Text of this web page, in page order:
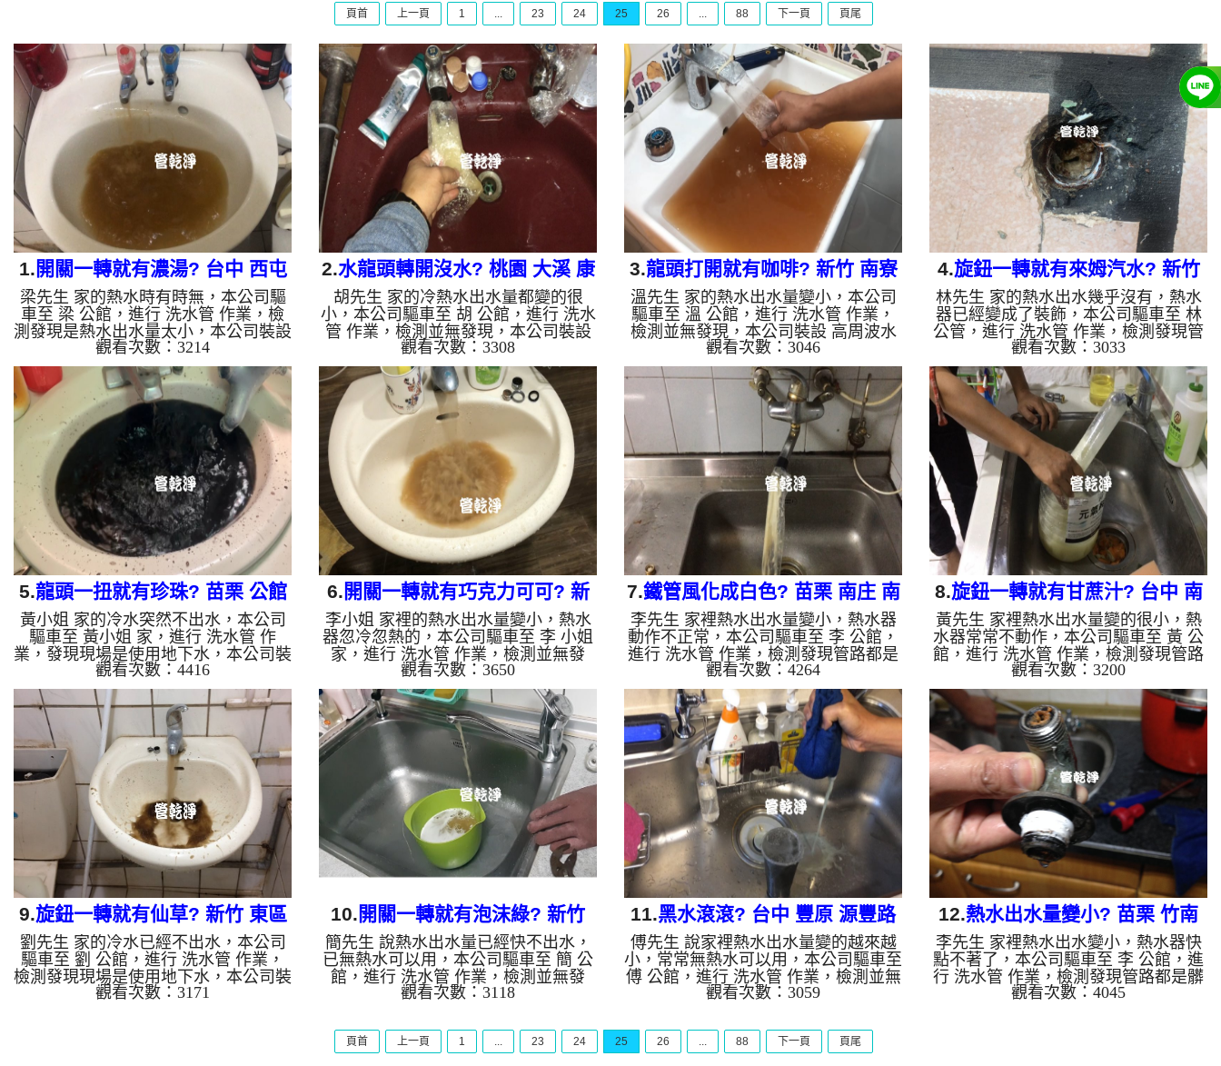
頁首 上一頁 1 ... 23 24 25 26 ... 88 下一頁 頁尾
1. 開關一轉就有濃湯? 台中 西屯
台灣大道 洗水管
梁先生 家的熱水時有時無，本公司驅
車至 梁 公館，進行 洗水管 作業，檢
測發現是熱水出水量太小，本公司裝設
高周波水管清洗機，灌入 檸檬酸 至水
管，等了約15分，開啟 水管清洗機 ，
啟動 螺旋波 模式，剛開始洗不出什
麼，沒多久就流出濃郁的濃湯，兩個多
小時後，出水量恢復了。 如是自來
水，如水管老化，會產生鐵鏽跟泥沙堆
積，洗出來的水就會是咖啡色，地下水
含有氧化錳，管壁上會結成黑色管垢，
洗出來的水會跟石油一樣黑，有些洗出
綠色的水，是因為裡面有銅的物質，生
鏽產生銅綠，如是藍色的水，是因為水
龍頭合金...
觀看次數：3214
2.水龍頭轉開沒水? 桃園 大溪 康
莊路 清洗水管
胡先生 家的冷熱水出水量都變的很
小，本公司驅車至 胡 公館，進行 洗水
管 作業，檢測並無發現，本公司裝設
高周波水管清洗機，灌入 檸檬酸 至水
管，等了約15分，開啟 水管清洗機 ，
啟動 螺旋波 模式，剛開始洗不出什
麼，一下就流出髒水，兩個多小時後，
出水量恢復了。 如是自來水，如水管
老化，會產生鐵鏽跟泥沙堆積，洗出來
的水就會是咖啡色，地下水含有氧化
錳，管壁上會結成黑色管垢，洗出來的
水會跟石油一樣黑，有些洗出綠色的
水，是因為裡面有銅的物質，生鏽產生
銅綠，如是藍色的水，是因為水龍頭合
金的養化造成...
觀看次數：3308
3.龍頭打開就有咖啡? 新竹 南寮
西濱路 水管清洗
溫先生 家的熱水出水量變小，本公司
驅車至 溫 公館，進行 洗水管 作業，
檢測並無發現，本公司裝設 高周波水
管清洗機，灌入 檸檬酸 至水管，等了
約15分，開啟 水管清洗機 ，啟動 螺旋
波 模式，剛開始洗不出什麼，一下變
成了咖啡色髒水，兩個多小時後，熱水
出水量恢復了。 如是自來水，如水管
老化，會產生鐵鏽跟泥沙堆積，洗出來
的水就會是咖啡色，地下水含有氧化
錳，管壁上會結成黑色管垢，洗出來的
水會跟石油一樣黑，有些洗出綠色的
水，是因為裡面有銅的物質，生鏽產生
銅綠，如是藍色的水，是因為水龍頭合
金的養化造...
觀看次數：3046
4.旋鈕一轉就有來姆汽水? 新竹
東區 水利路 洗水管
林先生 家的熱水出水幾乎沒有，熱水
器已經變成了裝飾，本公司驅車至 林
公管，進行 洗水管 作業，檢測發現管
路都是結晶，本公司裝設 高周波水管
清洗機，灌入 檸檬酸 至水管，等了約
15分，開啟 水管清洗機 ，啟動 螺旋
波 模式，剛開始就洗出綠色髒水，看
起來像是萊姆汽水，一下變成了黃色髒
水，兩個多小時後，熱水出水量恢復
了。 如是自來水，如水管老化，會產
生鐵鏽跟泥沙堆積，洗出來的水就會是
咖啡色，地下水含有氧化錳，管壁上會
結成黑色管垢，洗出來的水會跟石油一
樣黑，有些洗出綠色的水，是因為裡面
有銅的物質...
觀看次數：3033
5.龍頭一扭就有珍珠? 苗栗 公館
玉谷 清洗水管
黃小姐 家的冷水突然不出水，本公司
驅車至 黃小姐 家，進行 洗水管 作
業，發現現場是使用地下水，本公司裝
設 高周波水管清洗機，灌入 檸檬酸 至
水管，等了約15分，開啟 水管清洗機
，啟動 螺旋波 模式，一開始就洗出黑
色異物，看起來像是奶茶裡的珍珠一
樣，突然水變成黑色，四個多小時後，
出水量恢復了。 如是自來水，如水管
老化，會產生鐵鏽跟泥沙堆積，洗出來
的水就會是咖啡色，地下水含有氧化
錳，管壁上會結成黑色管垢，洗出來的
水會跟石油一樣黑，有些洗出綠色的
水，是因為裡面有銅的物質，生鏽產生
銅綠，如是藍...
觀看次數：4416
6. 開關一轉就有巧克力可可? 新
北 中和 景平路 水管清洗
李小姐 家裡的熱水出水量變小，熱水
器忽冷忽熱的，本公司驅車至 李 小姐
家，進行 洗水管 作業，檢測並無發
現，本公司裝設 高周波水管清洗機，
灌入 檸檬酸 至水管，等了約15分，開
啟 水管清洗機 ，啟動 螺旋波 模式，
剛開始洗不出什麼，突然流出黃色的髒
水，又變成深土色，看起來跟巧克力可
可一樣，還留下一坨黃泥，兩個多小時
後，熱水出水量恢復了。 如是自來
水，如水管老化，會產生鐵鏽跟泥沙堆
積，洗出來的水就會是咖啡色，地下水
含有氧化錳，管壁上會結成黑色管垢，
洗出來的水會跟石油一樣黑，有些洗出
綠色的水...
觀看次數：3650
7.鐵管風化成白色? 苗栗 南庄 南
庄老街 洗水管
李先生 家裡熱水出水量變小，熱水器
動作不正常，本公司驅車至 李 公館，
進行 洗水管 作業，檢測發現管路都是
碳酸鈣，鐵管整支成了白色狀，本公司
裝設 高周波水管清洗機，灌入 檸檬酸
至水管，等了約15分，開啟 水管清洗
機 ，啟動 螺旋波 模式，一開始洗不出
什麼東西，後來出現跟黃綠色的髒水，
源源不絕，兩個多小時後，熱水出水量
恢復了。 如是自來水，如水管老化，
會產生鐵鏽跟泥沙堆積，洗出來的水就
會是咖啡色，地下水含有氧化錳，管壁
上會結成黑色管垢，洗出來的水會跟石
油一樣黑，有些洗出綠色的水，是因為
裡面...
觀看次數：4264
8.旋鈕一轉就有甘蔗汁? 台中 南
屯 南光路 清洗水管
黃先生 家裡熱水出水量變的很小，熱
水器常常不動作，本公司驅車至 黃 公
館，進行 洗水管 作業，檢測發現管路
都是鐵鏽，本公司裝設 高周波水管清
洗機，灌入 檸檬酸 至水管，等了約15
分，開啟 水管清洗機 ，啟動 螺旋
波 模式，一開始洗不出什麼東西，後
台出現跟甘蔗汁一樣的髒水，兩個多小
時後，熱水出水量恢復了。 如是自來
水，如水管老化，會產生鐵鏽跟泥沙堆
積，洗出來的水就會是咖啡色，地下水
含有氧化錳，管壁上會結成黑色管垢，
洗出來的水會跟石油一樣黑，有些洗出
綠色的水，是因為裡面有銅的物質，生
鏽產生銅綠...
觀看次數：3200
9.旋鈕一轉就有仙草? 新竹 東區
建新路 清洗水管
劉先生 家的冷水已經不出水，本公司
驅車至 劉 公館，進行 洗水管 作業，
檢測發現現場是使用地下水，本公司裝
設 高周波水管清洗機，灌入 檸檬酸 至
觀看次數：3171
10. 開關一轉就有泡沫綠? 新竹
北區 竹光路 洗水管
簡先生 說熱水出水量已經快不出水，
已無熱水可以用，本公司驅車至 簡 公
館，進行 洗水管 作業，檢測並無發
現，本公司裝設 高周波水管清洗機，
啟 水管清洗機 ，啟動 螺旋波 模式，
一開始就洗出泥水，越來越濃，看起來
觀看次數：3118
11.黑水滾滾? 台中 豐原 源豐路
清洗水管
傅先生 說家裡熱水出水量變的越來越
小，常常無熱水可以用，本公司驅車至
傅 公館，進行 洗水管 作業，檢測並無
發現，本公司裝設 高周波水管清洗
分，開啟 水管清洗機 ，啟動 螺旋
波 模式，一開始就洗出墨綠色髒水，
觀看次數：3059
12.熱水出水量變小? 苗栗 竹南
開元路 水管清洗
李先生 家裡熱水出水變小，熱水器快
點不著了，本公司驅車至 李 公館，進
行 洗水管 作業，檢測發現管路都是髒
東西，本公司裝設 高周波水管清洗
觀看次數：4045
頁首 上一頁 1 ... 23 24 25 26 ... 88 下一頁 頁尾